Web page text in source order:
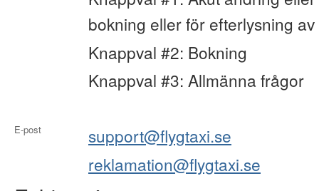
bokning eller för efterlysning av
Knappval #2: Bokning
Knappval #3: Allmänna frågor
E-post
support@flygtaxi.se
reklamation@flygtaxi.se